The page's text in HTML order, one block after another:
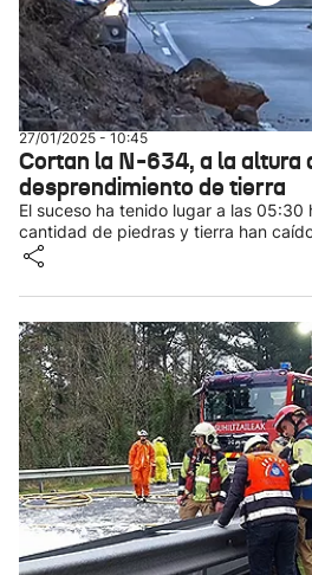
27/01/2025 - 10:45
Cortan la N-634, a la altura
desprendimiento de tierra
El suceso ha tenido lugar a las 05:30
cantidad de piedras y tierra han